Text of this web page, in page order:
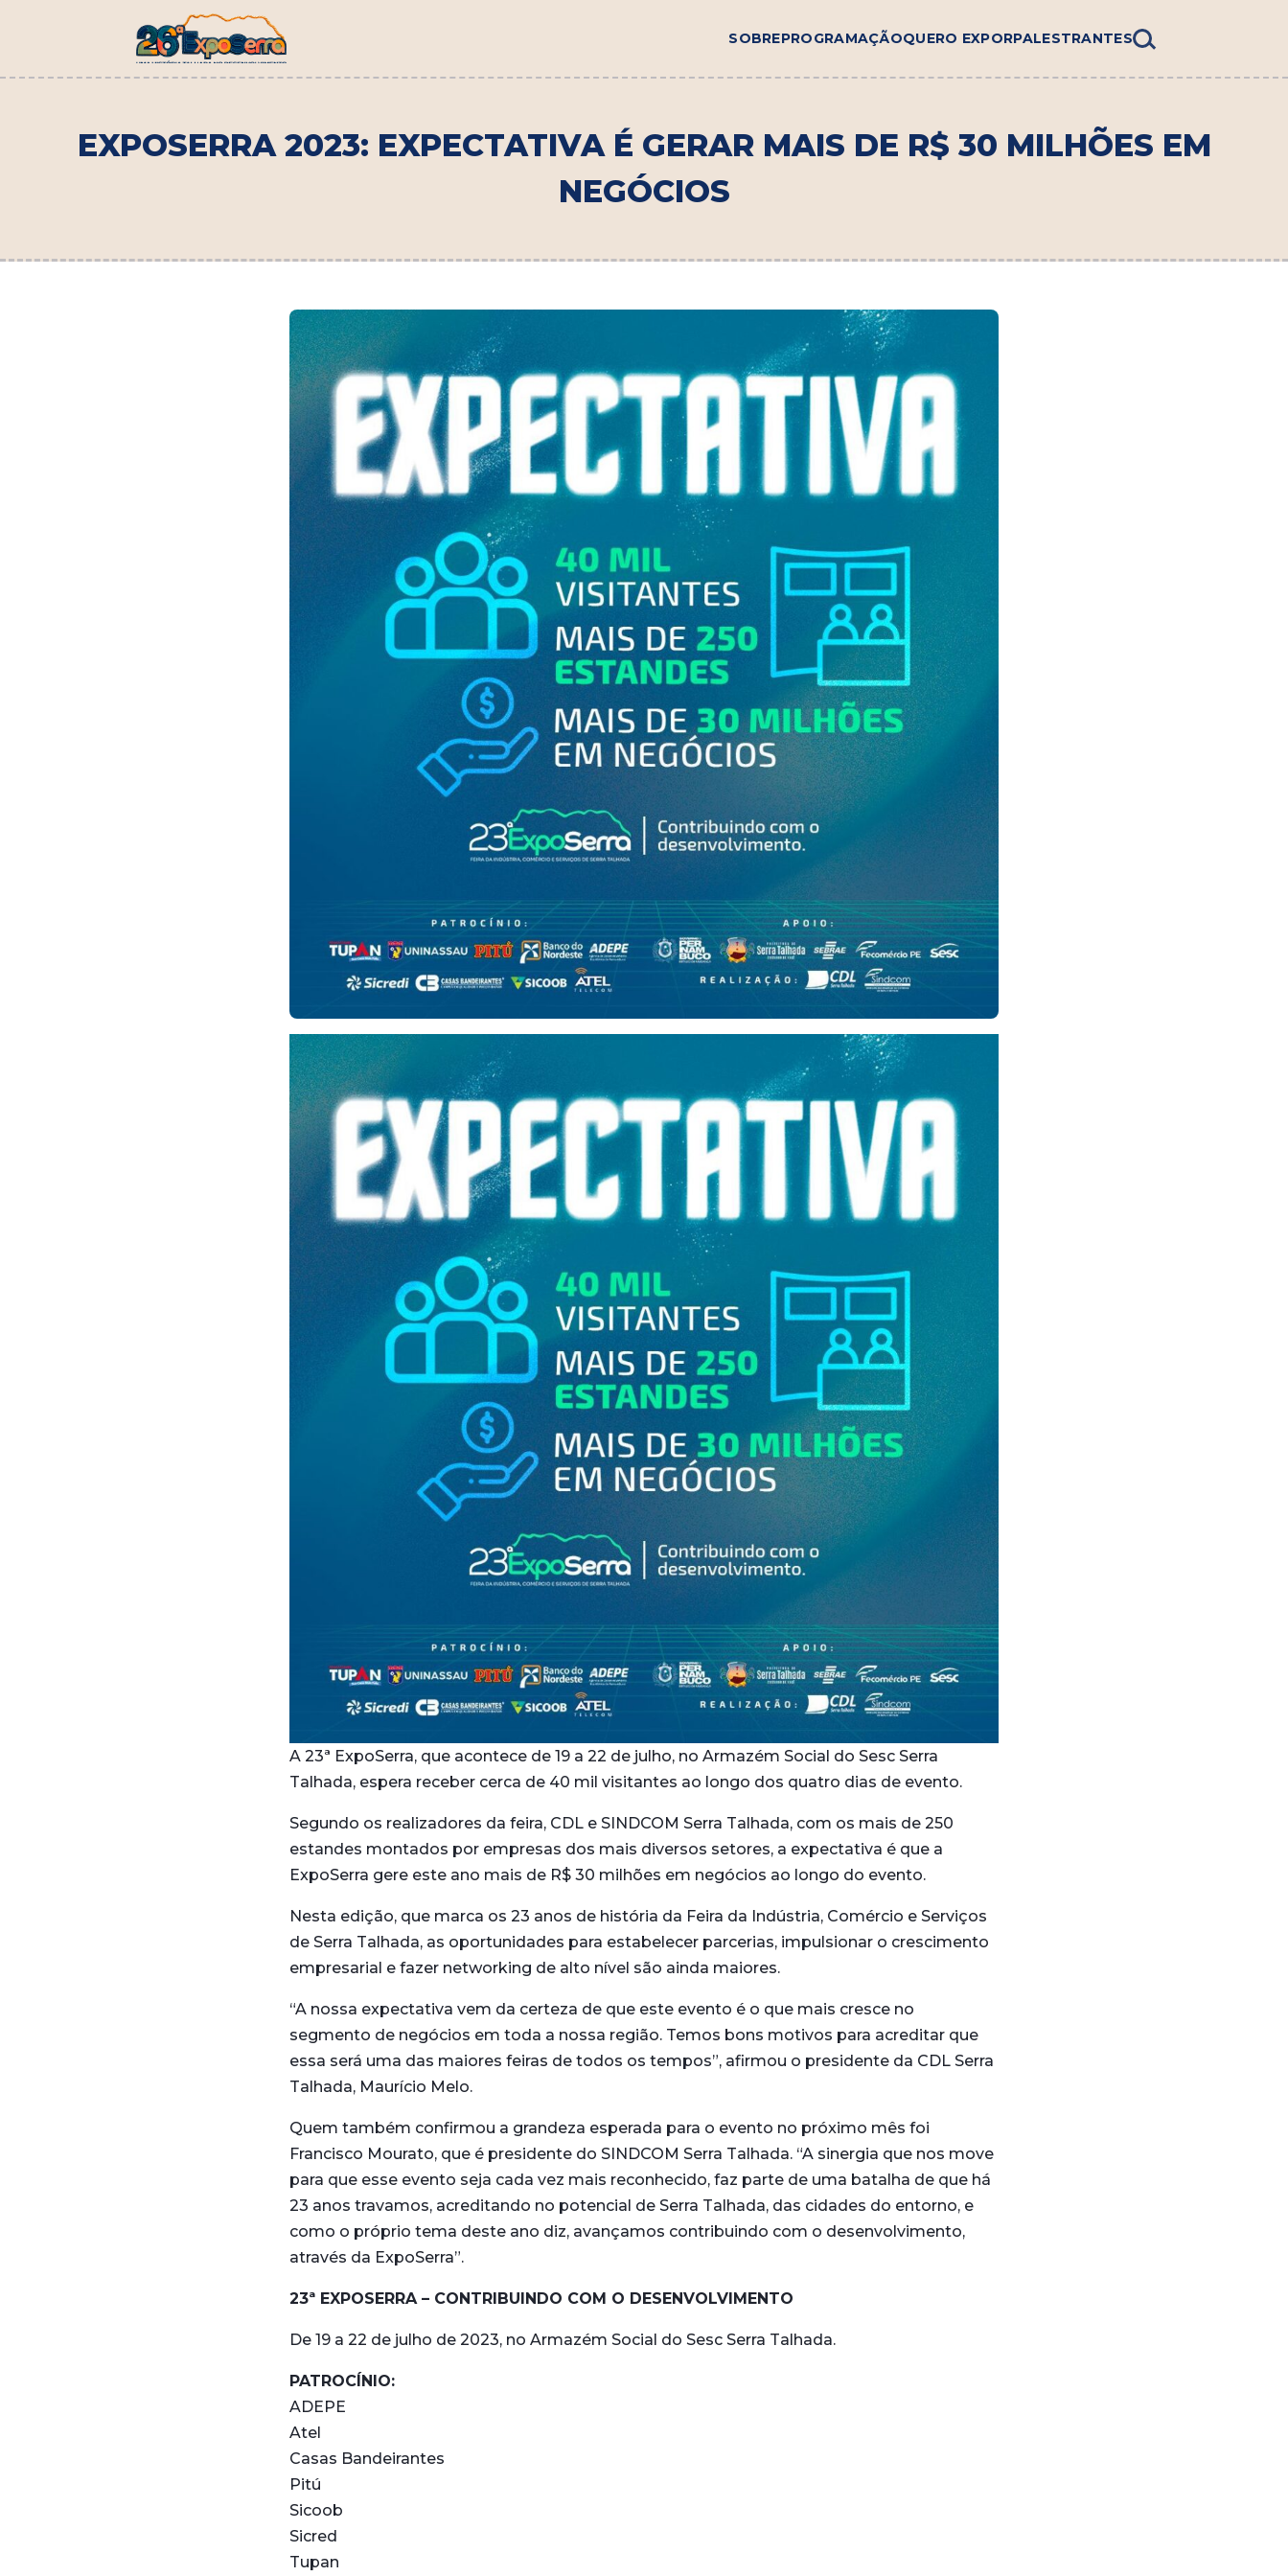
SOBREPROGRAMAÇÃOQUERO EXPORPALESTRANTES
EXPOSERRA 2023: EXPECTATIVA É GERAR MAIS DE R$ 30 MILHÕES EM
NEGÓCIOS
A 23ª ExpoSerra, que acontece de 19 a 22 de julho, no Armazém Social do Sesc Serra
Talhada, espera receber cerca de 40 mil visitantes ao longo dos quatro dias de evento.
Segundo os realizadores da feira, CDL e SINDCOM Serra Talhada, com os mais de 250
estandes montados por empresas dos mais diversos setores, a expectativa é que a
ExpoSerra gere este ano mais de R$ 30 milhões em negócios ao longo do evento.
Nesta edição, que marca os 23 anos de história da Feira da Indústria, Comércio e Serviços
de Serra Talhada, as oportunidades para estabelecer parcerias, impulsionar o crescimento
empresarial e fazer networking de alto nível são ainda maiores.
“A nossa expectativa vem da certeza de que este evento é o que mais cresce no
segmento de negócios em toda a nossa região. Temos bons motivos para acreditar que
essa será uma das maiores feiras de todos os tempos”, afirmou o presidente da CDL Serra
Talhada, Maurício Melo.
Quem também confirmou a grandeza esperada para o evento no próximo mês foi
Francisco Mourato, que é presidente do SINDCOM Serra Talhada. “A sinergia que nos move
para que esse evento seja cada vez mais reconhecido, faz parte de uma batalha de que há
23 anos travamos, acreditando no potencial de Serra Talhada, das cidades do entorno, e
como o próprio tema deste ano diz, avançamos contribuindo com o desenvolvimento,
através da ExpoSerra”.
23ª EXPOSERRA – CONTRIBUINDO COM O DESENVOLVIMENTO
De 19 a 22 de julho de 2023, no Armazém Social do Sesc Serra Talhada.
PATROCÍNIO:
ADEPE
Atel
Casas Bandeirantes
Pitú
Sicoob
Sicred
Tupan